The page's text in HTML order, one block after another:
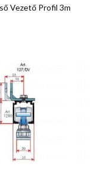
Vezető Profil 3m
Előnézet